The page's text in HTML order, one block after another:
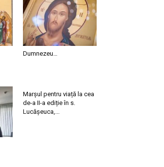
Dumnezeu…
Marșul pentru viață la cea
de-a II-a ediție în s.
Lucășeuca,...